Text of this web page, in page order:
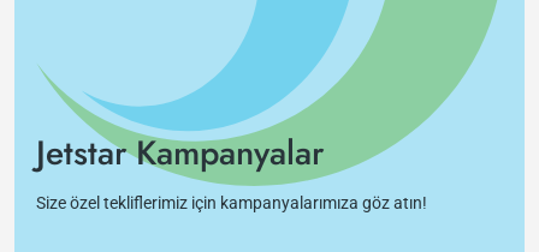
Jetstar Kampanyalar
Size özel tekliflerimiz için kampanyalarımıza göz atın!